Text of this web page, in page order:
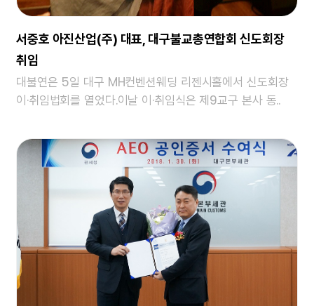
서중호 아진산업(주) 대표, 대구불교총연합회 신도회장
취임
대불연은 5일 대구 MH컨벤션웨딩 리젠시홀에서 신도회장
이·취임법회를 열었다.이날 이·취임식은 제9교구 본사 동..